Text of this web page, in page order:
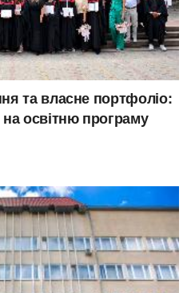
та власне портфоліо:
освітню програму